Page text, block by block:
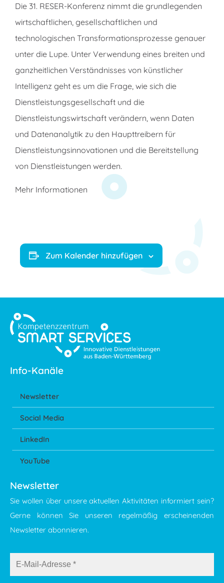
Die 31. RESER-Konferenz nimmt die grundlegenden
wirtschaftlichen, gesellschaftlichen und
technologischen Transformationsprozesse genauer
unter die Lupe. Unter Verwendung eines breiten und
ganzheitlichen Verständnisses von künstlicher
Intelligenz geht es um die Frage, wie sich die
Dienstleistungsgesellschaft und die
Dienstleistungswirtschaft verändern, wenn Daten
und Datenanalytik zu den Haupttreibern für
Dienstleistungsinnovationen und die Bereitstellung
von Dienstleistungen werden.
Mehr Informationen
Zum Kalender hinzufügen
Info-Kanäle
Newsletter
Social Media
LinkedIn
YouTube
Newsletter
Sie wollen über unsere aktuellen Aktivitäten informiert sein?
Gerne können Sie unseren regelmäßig erscheinenden
Newsletter abonnieren.